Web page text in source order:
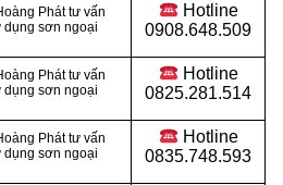
Phát tư vấn
sơn ngoại
Hotline
0908.648.509
Phát tư vấn
sơn ngoại
Hotline
0825.281.514
Phát tư vấn
sơn ngoại
Hotline
0835.748.593